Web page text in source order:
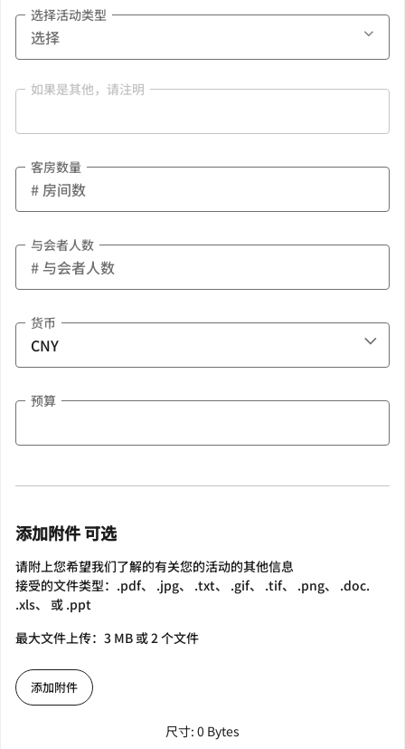
选择活动类型
如果是其他，请注明
客房数量
与会者人数
货币
预算
添加附件 可选
请附上您希望我们了解的有关您的活动的其他信息
接受的文件类型：.pdf、 .jpg、 .txt、 .gif、 .tif、 .png、 .doc.
.xls、 或 .ppt
最大文件上传：3 MB 或 2 个文件
添加附件
尺寸: 0 Bytes